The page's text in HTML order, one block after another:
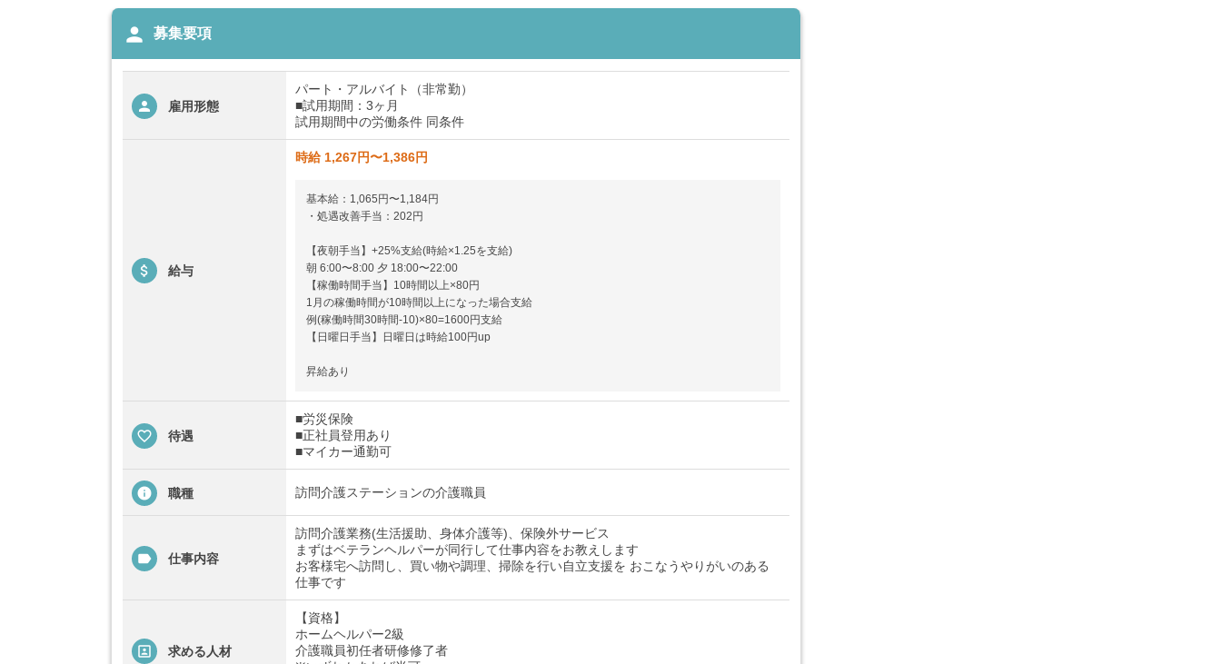
person 募集要項
雇用形態
パート・アルバイト（非常勤）
■試用期間：3ヶ月
試用期間中の労働条件 同条件
給与
時給 1,267円〜1,386円
基本給：1,065円〜1,184円
・処遇改善手当：202円
【夜朝手当】+25%支給(時給×1.25を支給)
朝 6:00〜8:00 夕 18:00〜22:00
【稼働時間手当】10時間以上×80円
1月の稼働時間が10時間以上になった場合支給
例(稼働時間30時間-10)×80=1600円支給
【日曜日手当】日曜日は時給100円up
昇給あり
待遇
■労災保険
■正社員登用あり
■マイカー通勤可
職種 訪問介護ステーションの介護職員
仕事内容
訪問介護業務(生活援助、身体介護等)、保険外サービス
まずはベテランヘルパーが同行して仕事内容をお教えします
お客様宅へ訪問し、買い物や調理、掃除を行い自立支援を おこなうやりがいのある
仕事です
求める人材
【資格】
ホームヘルパー2級
介護職員初任者研修修了者